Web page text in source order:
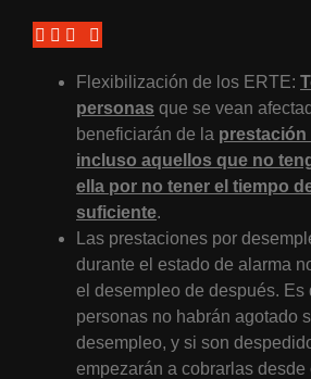
Flexibilización de los ERTE:
personas que se vean
beneficiarán de la prestación
incluso aquellos que no
ella por no tener el tiempo
suficiente.
Las prestaciones por
durante el estado de alarma
el desempleo de después. Es
personas no habrán agotado
desempleo, y si son
empezarán a cobrarlas desde